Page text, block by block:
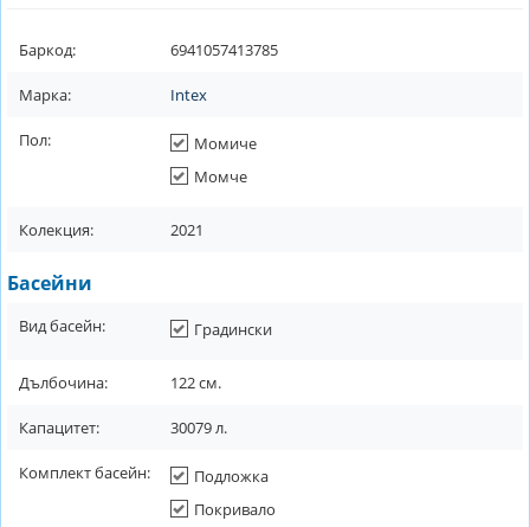
Баркод: 6941057413785
Марка: Intex
Пол:
Момиче
Момче
Колекция: 2021
Басейни
Вид басейн: Градински
Дълбочина: 122см.
Капацитет: 30079л.
Комплект басейн:
Подложка
Покривало